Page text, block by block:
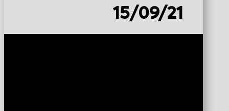
15/09/21